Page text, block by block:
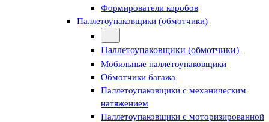
Формирователи коробов
Паллетоупаковщики (обмотчики)
Паллетоупаковщики (обмотчики)
Мобильные паллетоупаковщики
Обмотчики багажа
Паллетоупаковщики с механическим
натяжением
Паллетоупаковщики с моторизированной